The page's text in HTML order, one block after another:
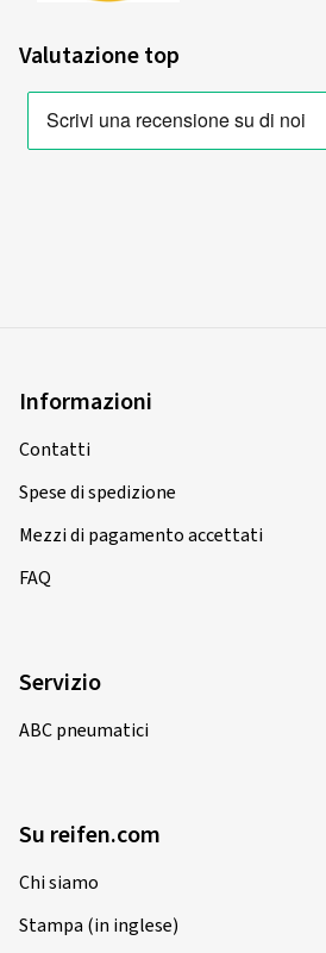
Valutazione top
Informazioni
Contatti
Spese di spedizione
Mezzi di pagamento accettati
FAQ
Servizio
ABC pneumatici
Su reifen.com
Chi siamo
Stampa (in inglese)